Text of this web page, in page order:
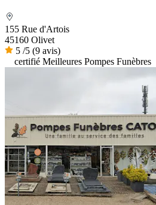
155 Rue d'Artois
45160 Olivet
5 /5 (9 avis)
certifié Meilleures Pompes Funèbres